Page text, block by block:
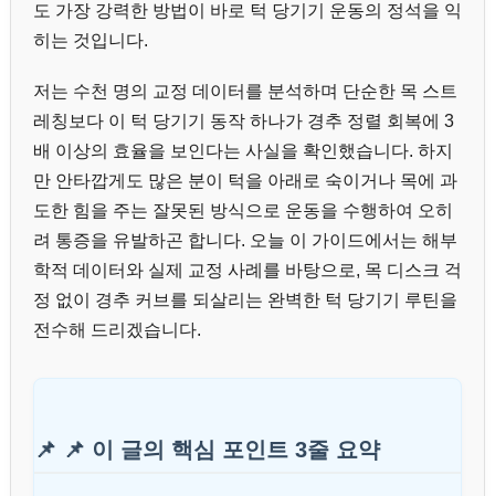
도 가장 강력한 방법이 바로 턱 당기기 운동의 정석을 익
히는 것입니다.
저는 수천 명의 교정 데이터를 분석하며 단순한 목 스트
레칭보다 이 턱 당기기 동작 하나가 경추 정렬 회복에 3
배 이상의 효율을 보인다는 사실을 확인했습니다. 하지
만 안타깝게도 많은 분이 턱을 아래로 숙이거나 목에 과
도한 힘을 주는 잘못된 방식으로 운동을 수행하여 오히
려 통증을 유발하곤 합니다. 오늘 이 가이드에서는 해부
학적 데이터와 실제 교정 사례를 바탕으로, 목 디스크 걱
정 없이 경추 커브를 되살리는 완벽한 턱 당기기 루틴을
전수해 드리겠습니다.
📌 📌 이 글의 핵심 포인트 3줄 요약